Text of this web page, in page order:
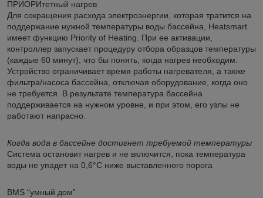
ПРИОРИтетный нагрев
Для сокращения расхода электроэнергии, которая тратится на
поддержание нужной температуры воды бассейна, Heatsmart
имеет функцию Priority of Heating. При ее активации,
контроллер запускает процедуру отбора образцов температуры
(каждые 60 минут), что бы понять, когда нагрев необходим.
Устройство ограничивает время работы нагревателя, а также
фильтра/насоса бассейна, отключая оборудование, когда оно
не требуется. В результате температура бассейна
поддерживается на нужном уровне, и при этом, его узлы не
работают напрасно.
Когда вода в бассейне достигнет требуемой температуры
Система остановит нагрев и не включится, пока температура
воды не упадет на 0,6°C ниже выставленного порога
BMS “умный дом”